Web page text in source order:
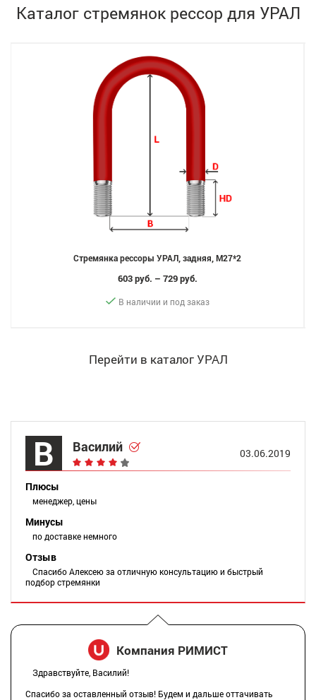
Каталог стремянок рессор для УРАЛ
Стремянка рессоры УРАЛ, задняя, M27*2
603 руб. – 729 руб.
В наличии и под заказ
Перейти в каталог УРАЛ
В Василий 03.06.2019
Плюсы
менеджер, цены
Минусы
по доставке немного
Отзыв
Спасибо Алексею за отличную консультацию и быстрый
подбор стремянки
Компания РИМИСТ
Здравствуйте, Василий!
Спасибо за оставленный отзыв! Будем и дальше оттачивать